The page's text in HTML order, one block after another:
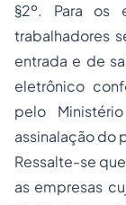
§2º. Para os
trabalhadores
entrada e de
eletrônico
pelo
assinalação do
Ressalte-se
as empresas